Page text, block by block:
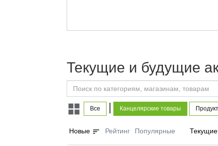
Текущие и будущие
Все | Канцелярские товары
Новые sort Рейтинг Популярные Текущие